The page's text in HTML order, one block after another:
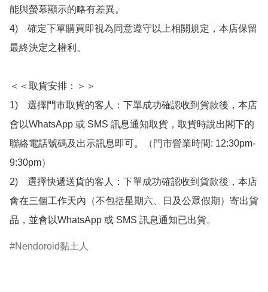
能與螢幕顯示的略有差異。
4)　確定下單購買即視為同意遵守以上相關規定，本店保留
最終決定之權利。
＜＜取貨安排：＞＞
1)　選擇門市取貨的客人：下單成功確認收到貨款後，本店
會以WhatsApp 或 SMS 訊息通知取貨，取貨時說出閣下的
聯絡電話號碼及出示訊息即可。（門市營業時間: 12:30pm-
9:30pm）
2)　選擇快遞送貨的客人：下單成功確認收到貨款後，本店
會在三個工作天內（不包括星期六、日及公眾假期）寄出貨
品，並會以WhatsApp 或 SMS 訊息通知已出貨。
Nendoroid黏土人